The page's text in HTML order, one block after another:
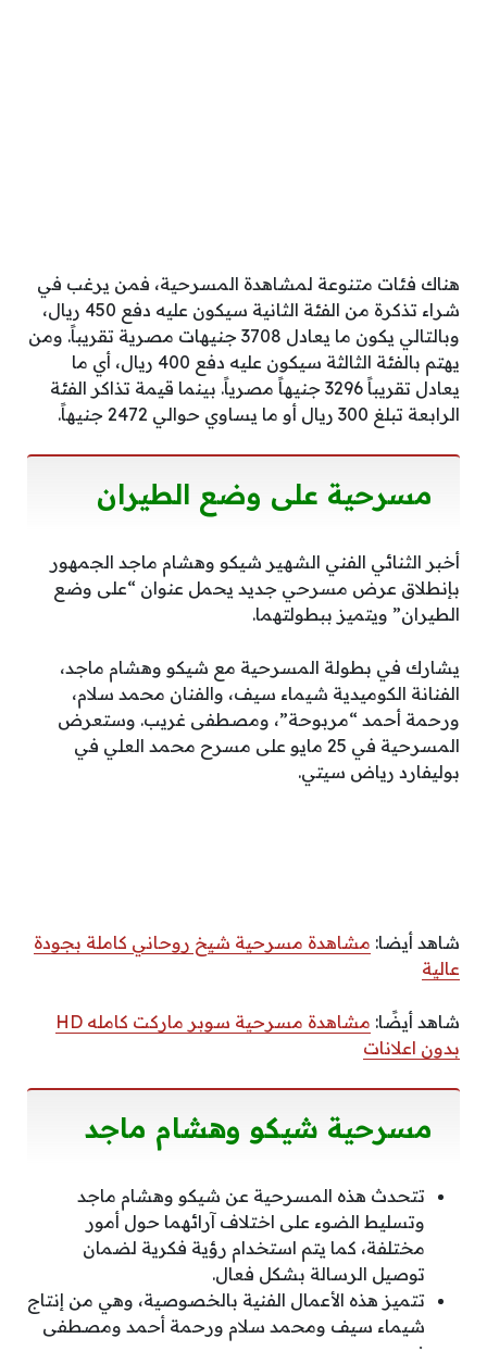
هناك فئات متنوعة لمشاهدة المسرحية، فمن يرغب في
شراء تذكرة من الفئة الثانية سيكون عليه دفع 450 ريال،
وبالتالي يكون ما يعادل 3708 جنيهات مصرية تقريباً. ومن
يهتم بالفئة الثالثة سيكون عليه دفع 400 ريال، أي ما
يعادل تقريباً 3296 جنيهاً مصرياً. بينما قيمة تذاكر الفئة
الرابعة تبلغ 300 ريال أو ما يساوي حوالي 2472 جنيهاً.
مسرحية على وضع الطيران
أخبر الثنائي الفني الشهير شيكو وهشام ماجد الجمهور
بإنطلاق عرض مسرحي جديد يحمل عنوان “على وضع
الطيران” ويتميز ببطولتهما.
يشارك في بطولة المسرحية مع شيكو وهشام ماجد،
الفنانة الكوميدية شيماء سيف، والفنان محمد سلام،
ورحمة أحمد “مربوحة”، ومصطفى غريب. وستعرض
المسرحية في 25 مايو على مسرح محمد العلي في
بوليفارد رياض سيتي.
شاهد أيضا: مشاهدة مسرحية شيخ روحاني كاملة بجودة
عالية
شاهد أيضًا:
مشاهدة مسرحية سوبر ماركت كامله HD
بدون اعلانات
مسرحية شيكو وهشام ماجد
تتحدث هذه المسرحية عن شيكو وهشام ماجد
وتسليط الضوء على اختلاف آرائهما حول أمور
مختلفة، كما يتم استخدام رؤية فكرية لضمان
توصيل الرسالة بشكل فعال.
تتميز هذه الأعمال الفنية بالخصوصية، وهي من إنتاج
شيماء سيف ومحمد سلام ورحمة أحمد ومصطفى